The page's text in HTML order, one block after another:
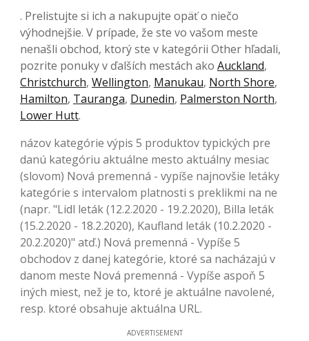
. Prelistujte si ich a nakupujte opäť o niečo
výhodnejšie. V prípade, že ste vo vašom meste
nenašli obchod, ktorý ste v kategórii Other hľadali,
pozrite ponuky v ďalších mestách ako Auckland,
Christchurch, Wellington, Manukau, North Shore,
Hamilton, Tauranga, Dunedin, Palmerston North,
Lower Hutt.
názov kategórie výpis 5 produktov typických pre
danú kategóriu aktuálne mesto aktuálny mesiac
(slovom) Nová premenná - vypíše najnovšie letáky
kategórie s intervalom platnosti s preklikmi na ne
(napr. "Lidl leták (12.2.2020 - 19.2.2020), Billa leták
(15.2.2020 - 18.2.2020), Kaufland leták (10.2.2020 -
20.2.2020)" atď.) Nová premenná - Vypíše 5
obchodov z danej kategórie, ktoré sa nacházajú v
danom meste Nová premenná - Vypíše aspoň 5
iných miest, než je to, ktoré je aktuálne navolené,
resp. ktoré obsahuje aktuálna URL.
ADVERTISEMENT